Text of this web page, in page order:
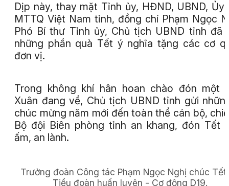
Dịp này, thay mặt Tỉnh ủy, HĐND, UBND, Ủy
MTTQ Việt Nam tỉnh, đồng chí Phạm Ngọc
Phó Bí thư Tỉnh ủy, Chủ tịch UBND tỉnh đã
những phần quà Tết ý nghĩa tặng các cơ
đơn vị.
Trong không khí hân hoan chào đón một
Xuân đang về, Chủ tịch UBND tỉnh gửi
chúc mừng năm mới đến toàn thể cán bộ,
Bộ đội Biên phòng tỉnh an khang, đón Tết
ấm, an lành.
Trưởng đoàn Công tác Phạm Ngọc Nghị chúc Tết
Tiểu đoàn huấn luyện - Cơ động D19.